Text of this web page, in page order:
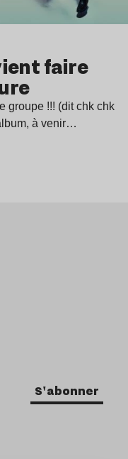
faire
groupe !!! (dit chk chk
à venir…
S'abonner